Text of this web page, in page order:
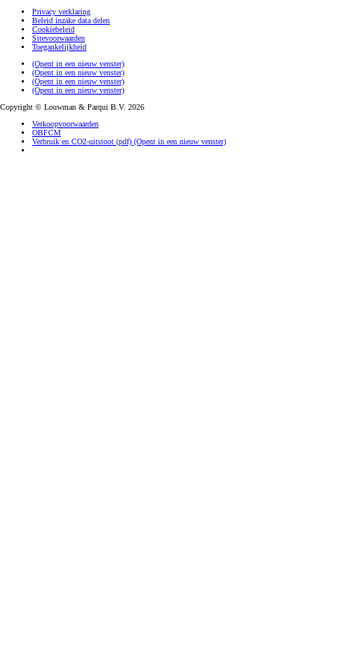
Privacy verklaring
Beleid inzake data delen
Cookiebeleid
Sitevoorwaarden
Toegankelijkheid
(Opent in een nieuw venster)
(Opent in een nieuw venster)
(Opent in een nieuw venster)
(Opent in een nieuw venster)
Copyright © Louwman & Parqui B.V. 2026
Verkoopvoorwaarden
OBFCM
Verbruik en CO2-uitstoot (pdf) (Opent in een nieuw venster)